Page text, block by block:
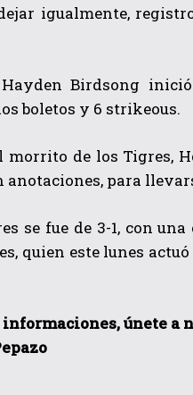
.
igualmente,
Birdsong
boletos y 6 strikeous.
morrito de los Tigres,
para
se fue de 3-1, con
quien este lunes
únete a